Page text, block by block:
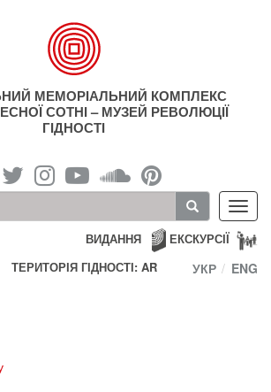
МЕМОРІАЛЬНИЙ КОМПЛЕКС
СОТНІ – МУЗЕЙ РЕВОЛЮЦІЇ
ГІДНОСТІ
ЕКСКУРСІЇ
ВИДАННЯ
ТЕРИТОРІЯ ГІДНОСТІ: AR
УКР ENG